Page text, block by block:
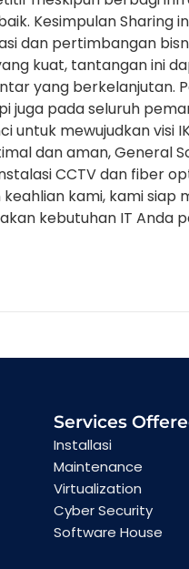
Kesimpulan
dan pertimbangan
kuat, tantangan ini
yang berkelanjutan.
pada seluruh
untuk mewujudkan
dan aman, General
CCTV dan fiber
kami, kami
kebutuhan IT
Services
Installasi
Maintenance
Virtualization
Cyber Security
Software House